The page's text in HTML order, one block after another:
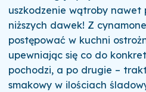
uszkodzenie wątroby nawet
niższych dawek! Z
postępować w kuchni
upewniając się co do
pochodzi, a po drugie –
smakowy w ilościach